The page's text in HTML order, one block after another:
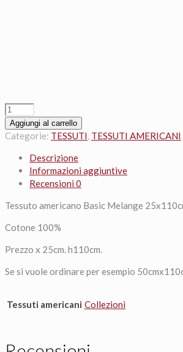
Tessuto
americano
Basic
25x110cm.
S4509-
811
Aggiungi al carrello
Categorie: TESSUTI, TESSUTI AMERICANI
Descrizione
Informazioni aggiuntive
Recensioni 0
Tessuto americano Basic Melange
Cotone 100%
Prezzo x 25cm. h110cm.
Se si vuole ordinare per esempio
Tessuti americani Collezioni